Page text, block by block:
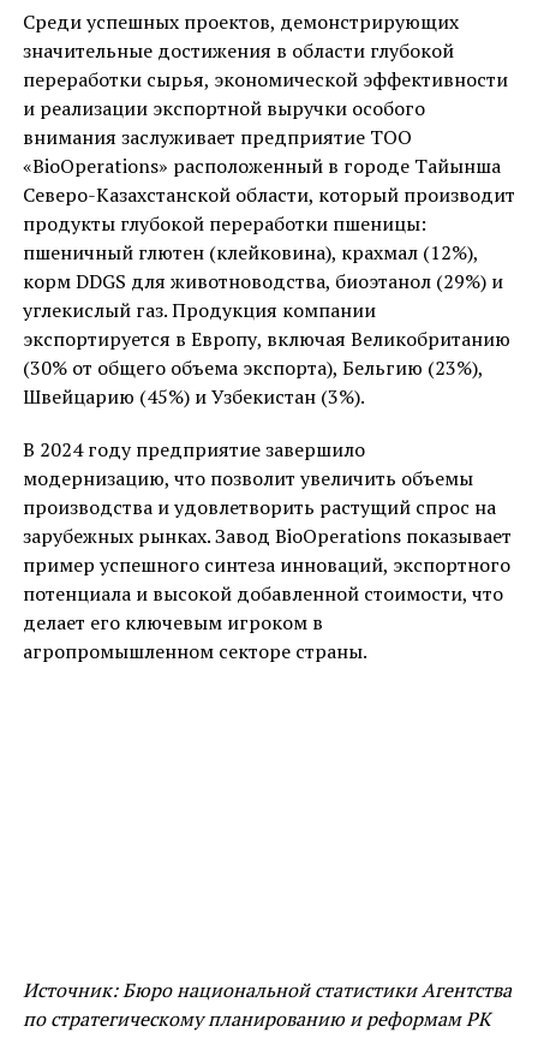
Среди успешных проектов, демонстрирующих
значительные достижения в области глубокой
переработки сырья, экономической эффективности
и реализации экспортной выручки особого
внимания заслуживает предприятие ТОО
«BioOperations» расположенный в городе Тайынша
Северо-Казахстанской области, который производит
продукты глубокой переработки пшеницы:
пшеничный глютен (клейковина), крахмал (12%),
корм DDGS для животноводства, биоэтанол (29%) и
углекислый газ. Продукция компании
экспортируется в Европу, включая Великобританию
(30% от общего объема экспорта), Бельгию (23%),
Швейцарию (45%) и Узбекистан (3%).
В 2024 году предприятие завершило
модернизацию, что позволит увеличить объемы
производства и удовлетворить растущий спрос на
зарубежных рынках. Завод BioOperations показывает
пример успешного синтеза инноваций, экспортного
потенциала и высокой добавленной стоимости, что
делает его ключевым игроком в
агропромышленном секторе страны.
Источник: Бюро национальной статистики Агентства
по стратегическому планированию и реформам РК